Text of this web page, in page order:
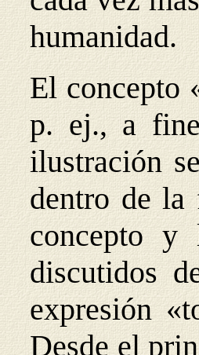
humanidad.
El concepto
p. ej., a
ilustración
dentro de
concepto
discutidos
expresión
Desde el